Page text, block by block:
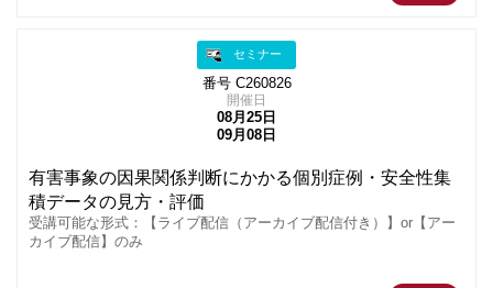
セミナー
番号 C260826
開催日
08月25日
09月08日
有害事象の因果関係判断にかかる個別症例・安全性集
積データの見方・評価
受講可能な形式：【ライブ配信（アーカイブ配信付き）】or【アー
カイブ配信】のみ